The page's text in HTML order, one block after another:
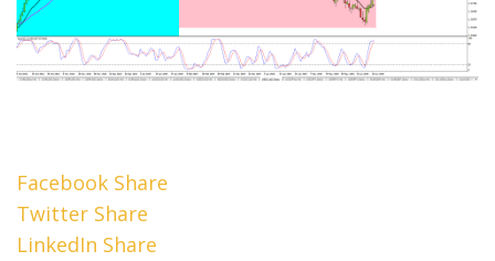
Facebook Share
Twitter Share
LinkedIn Share